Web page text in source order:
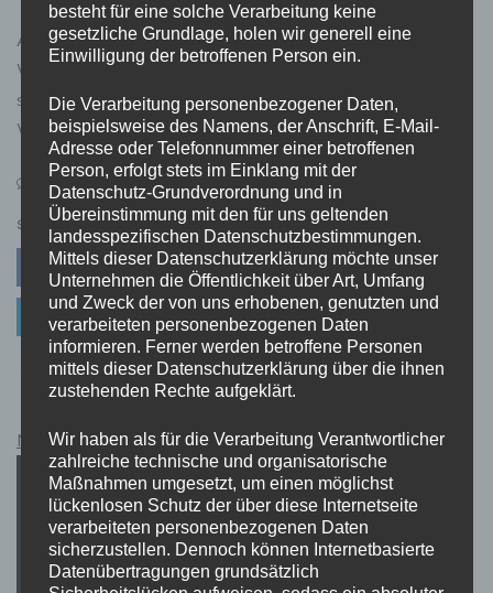
Als Eigentümer einer Immobilie ist es wichtig, die
Werterhaltung durch professionelle Gebäudereinigung
sicherzustellen. Durch eine regelmäßige Reinigung und
Wartung bleibt Ihre Immobilie in einem guten
Leave a Commenton
die
Werterhaltung
durch
professionelle
Gebäudereinigung
sicherstellen.
SHARE
Facebook Twitter Pinterest
Linkedin
Netflix Guthabenkarten Kauflink.>LINK<
besteht für eine solche Verarbeitung keine
gesetzliche Grundlage, holen wir generell eine
Einwilligung der betroffenen Person ein.
Die Verarbeitung personenbezogener Daten,
beispielsweise des Namens, der Anschrift, E-Mail-
Adresse oder Telefonnummer einer betroffenen
Person, erfolgt stets im Einklang mit der
Datenschutz-Grundverordnung und in
Übereinstimmung mit den für uns geltenden
landesspezifischen Datenschutzbestimmungen.
Mittels dieser Datenschutzerklärung möchte unser
Unternehmen die Öffentlichkeit über Art, Umfang
und Zweck der von uns erhobenen, genutzten und
verarbeiteten personenbezogenen Daten
informieren. Ferner werden betroffene Personen
mittels dieser Datenschutzerklärung über die ihnen
zustehenden Rechte aufgeklärt.
Wir haben als für die Verarbeitung Verantwortlicher
zahlreiche technische und organisatorische
Maßnahmen umgesetzt, um einen möglichst
lückenlosen Schutz der über diese Internetseite
verarbeiteten personenbezogenen Daten
sicherzustellen. Dennoch können Internetbasierte
Datenübertragungen grundsätzlich